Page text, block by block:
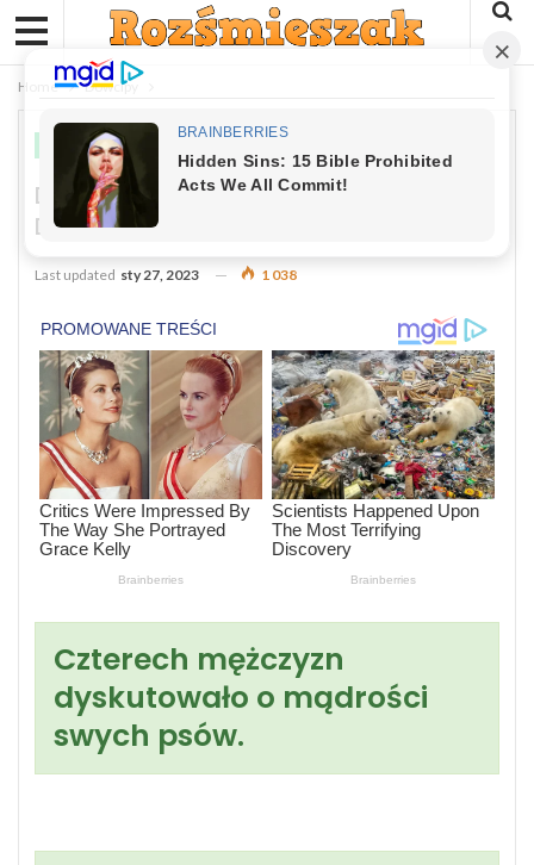
Home Dowcipy
DOWCIPY
Dowcip Dnia: Czterech Mężczyzn
Dyskutowało O Mądrości Swych Psów.
Last updated sty 27, 2023 1 038
Czterech mężczyzn
dyskutowało o mądrości
swych psów.